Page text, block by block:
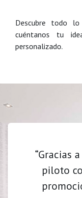
Descubre todo lo
cuéntanos tu
personalizado.
“Gracias
piloto